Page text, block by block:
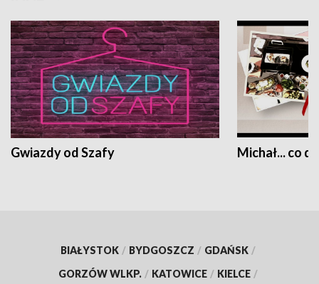
Gwiazdy od Szafy Michał... co
BIAŁYSTOK / BYDGOSZCZ / GDAŃSK /
GORZÓW WLKP. / KATOWICE / KIELCE /